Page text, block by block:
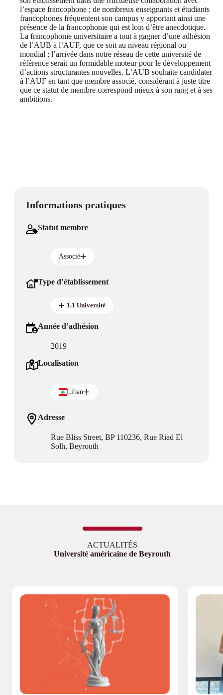
l’espace francophone ; de nombreux enseignants et étudiants
francophones fréquentent son campus y apportant ainsi une
présence de la francophonie qui est loin d’être anecdotique.
La francophonie universitaire a tout à gagner d’une adhésion
de l’AUB à l’AUF, que ce soit au niveau régional ou
mondial ; l’arrivée dans notre réseau de cette université de
référence serait un formidable moteur pour le développement
d’actions structurantes nouvelles. L’AUB souhaite candidater
à l’AUF en tant que membre associé, considérant à juste titre
que ce statut de membre correspond mieux à son rang et à ses
ambitions.
Informations pratiques
Statut membre
Associé
Type d’établissement
1.1 Université
Année d’adhésion
2019
Localisation
Liban
Adresse
Rue Bliss Street, BP 110236, Rue Riad El
Solh, Beyrouth
ACTUALITÉS
Université américaine de Beyrouth